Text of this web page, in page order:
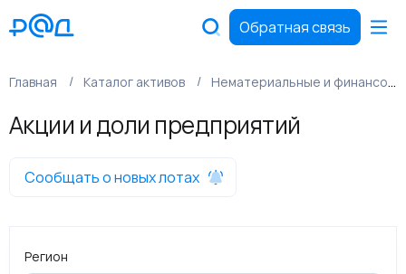
Обратная связь
Главная Каталог активов Нематериальные и финансовые активы
Акции и доли предприятий
Сообщать о новых лотах
Регион